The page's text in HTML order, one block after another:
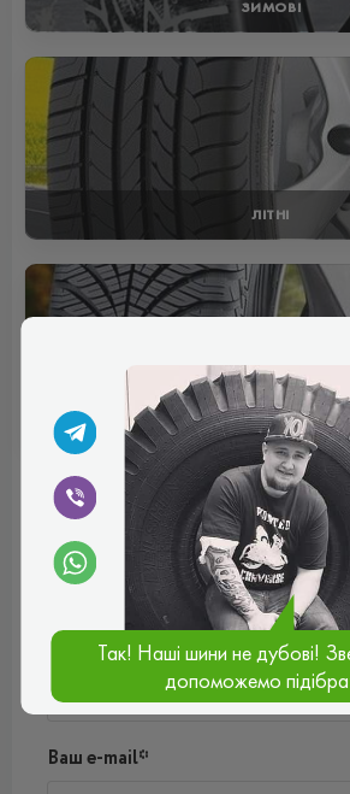
ЗИМОВІ
ЛІТНІ
ВСЕСЕЗОННІ
Відгуки (0)
Поки немає коментарів
Написати коментар
Ім'я*
Ваш e-mail*
Так! Наші шини не дубові!
допоможемо